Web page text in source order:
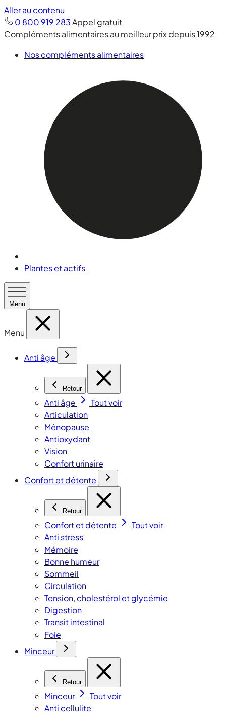
Aller au contenu
0 800 919 283Appel gratuit
Compléments alimentaires au meilleur prix depuis 1992
Nos compléments alimentaires
Plantes et actifs
Menu
Menu
Anti âge
Retour
Anti âge
Tout voir
Articulation
Ménopause
Antioxydant
Vision
Confort urinaire
Confort et détente
Retour
Confort et détente
Tout voir
Anti stress
Mémoire
Bonne humeur
Sommeil
Circulation
Tension, cholestérol et glycémie
Digestion
Transit intestinal
Foie
Minceur
Retour
Minceur
Tout voir
Anti cellulite